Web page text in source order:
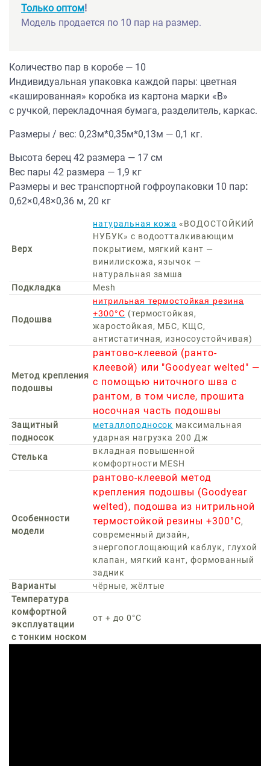
Только оптом!
Модель продается по 10 пар на размер.
Количество пар в коробе — 10
Индивидуальная упаковка каждой пары: цветная
«кашированная» коробка из картона марки «В»
с ручкой, перекладочная бумага, разделитель, каркас.
Размеры / вес: 0,23м*0,35м*0,13м — 0,1 кг.
Высота берец 42 размера — 17 см
Вес пары 42 размера — 1,9 кг
Размеры и вес транспортной гофроупаковки 10 пар:
0,62×0,48×0,36 м, 20 кг
Верх
натуральная кожа «ВОДОСТОЙКИЙ
НУБУК» с водоотталкивающим
покрытием, мягкий кант —
винилискожа, язычок —
натуральная замша
Подкладка
Mesh
Подошва
нитрильная термостойкая резина
+300°С (термостойкая,
жаростойкая, МБС, КЩС,
антистатичная, износоустойчивая)
Метод крепления
подошвы
рантово-клеевой (ранто-
клеевой) или "Goodyear welted" —
с помощью ниточного шва с
рантом, в том числе, прошита
носочная часть подошвы
Защитный
подносок
металлоподносок максимальная
ударная нагрузка 200 Дж
Стелька
вкладная повышенной
комфортности MESH
Особенности
модели
рантово-клеевой метод
крепления подошвы (Goodyear
welted), подошва из нитрильной
термостойкой резины +300°С,
современный дизайн,
энергопоглощающий каблук, глухой
клапан, мягкий кант, формованный
задник
Варианты
чёрные, жёлтые
Температура
комфортной
эксплуатации
с тонким носком
от + до 0°C